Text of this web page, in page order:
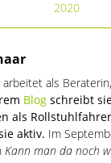
2020
arbeitet als
Blog schreibt
als
aktiv. Im
Kann man da noch